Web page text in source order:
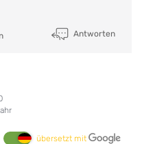
Antworten
übersetzt mit